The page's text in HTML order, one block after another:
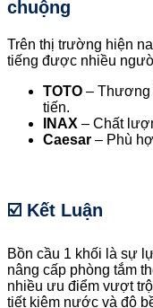
chuộng
Trên thị trường hiện
tiếng được nhiều
TOTO – Thương
tiến.
INAX – Chất
Caesar – Phù
☑️ Kết Luận
Bồn cầu 1 khối là sự
nâng cấp phòng tắm
nhiều ưu điểm vượt
tiết kiệm nước và độ